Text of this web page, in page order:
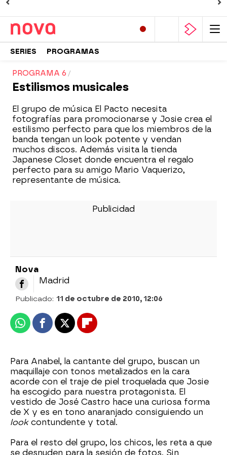
SERIES PROGRAMAS
PROGRAMA 6
Estilismos musicales
El grupo de música El Pacto necesita
fotografías para promocionarse y Josie crea el
estilismo perfecto para que los miembros de la
banda tengan un look potente y vendan
muchos discos. Además visita la tienda
Japanese Closet donde encuentra el regalo
perfecto para su amigo Mario Vaquerizo,
representante de música.
Nova
Madrid
Publicado: 11 de octubre de 2010, 12:06
WhatsappFacebook
X Flipboard
Para Anabel, la cantante del grupo, buscan un
maquillaje con tonos metalizados en la cara
acorde con el traje de piel troquelada que Josie
ha escogido para nuestra protagonista. El
vestido de José Castro hace una curiosa forma
de X y es en tono anaranjado consiguiendo un
look contundente y total.
Para el resto del grupo, los chicos, les reta a que
se desnuden para la sesión de fotos. Sin